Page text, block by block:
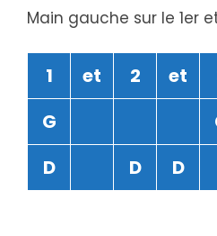
Main gauche sur le 1er
1 et 2 et
G
D
D D